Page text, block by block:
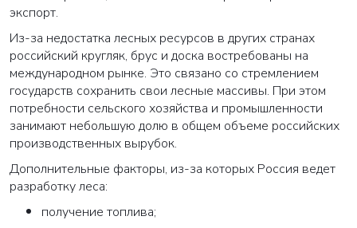
экспорт.
Из-за недостатка лесных ресурсов в других странах
российский кругляк, брус и доска востребованы на
международном рынке. Это связано со стремлением
государств сохранить свои лесные массивы. При этом
потребности сельского хозяйства и промышленности
занимают небольшую долю в общем объеме российских
производственных вырубок.
Дополнительные факторы, из-за которых Россия ведет
разработку леса:
получение топлива;